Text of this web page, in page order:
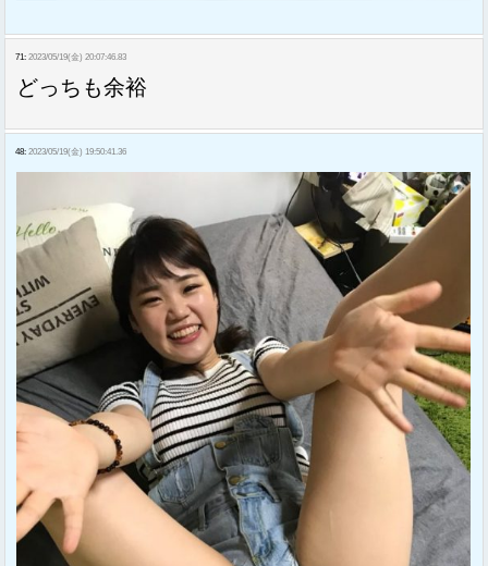
71: 2023/05/19(金) 20:07:46.83
どっちも余裕
48: 2023/05/19(金) 19:50:41.36